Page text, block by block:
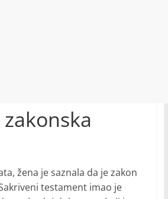
žena je saznala da je zakon
testament imao je